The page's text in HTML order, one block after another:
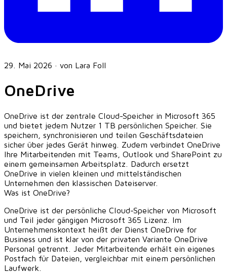
29. Mai 2026 · von Lara Foll
OneDrive
OneDrive ist der zentrale Cloud-Speicher in Microsoft 365
und bietet jedem Nutzer 1 TB persönlichen Speicher. Sie
speichern, synchronisieren und teilen Geschäftsdateien
sicher über jedes Gerät hinweg. Zudem verbindet OneDrive
Ihre Mitarbeitenden mit Teams, Outlook und SharePoint zu
einem gemeinsamen Arbeitsplatz. Dadurch ersetzt
OneDrive in vielen kleinen und mittelständischen
Unternehmen den klassischen Dateiserver.
Was ist OneDrive?
OneDrive ist der persönliche Cloud-Speicher von Microsoft
und Teil jeder gängigen Microsoft 365 Lizenz. Im
Unternehmenskontext heißt der Dienst OneDrive for
Business und ist klar von der privaten Variante OneDrive
Personal getrennt. Jeder Mitarbeitende erhält ein eigenes
Postfach für Dateien, vergleichbar mit einem persönlichen
Laufwerk.